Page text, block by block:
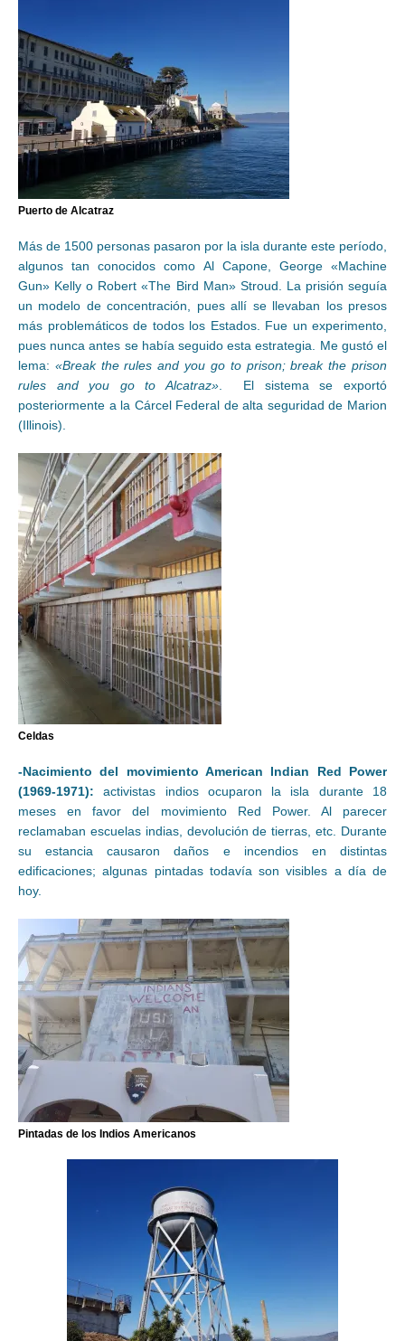
Puerto de Alcatraz
Más de 1500 personas pasaron por la isla durante este período,
algunos tan conocidos como Al Capone, George «Machine
Gun» Kelly o Robert «The Bird Man» Stroud. La prisión seguía
un modelo de concentración, pues allí se llevaban los presos
más problemáticos de todos los Estados. Fue un experimento,
pues nunca antes se había seguido esta estrategia. Me gustó el
lema: «Break the rules and you go to prison; break the prison
rules and you go to Alcatraz». El sistema se exportó
posteriormente a la Cárcel Federal de alta seguridad de Marion
(Illinois).
Celdas
-Nacimiento del movimiento American Indian Red Power
(1969-1971):activistas indios ocuparon la isla durante 18
meses en favor del movimiento Red Power. Al parecer
reclamaban escuelas indias, devolución de tierras, etc. Durante
su estancia causaron daños e incendios en distintas
edificaciones; algunas pintadas todavía son visibles a día de
hoy.
Pintadas de los Indios Americanos